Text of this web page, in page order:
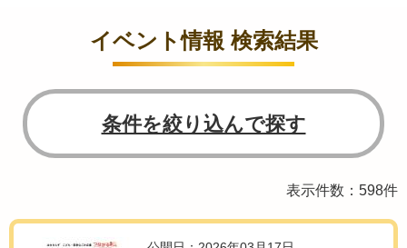
イベント情報 検索結果
条件を絞り込んで探す
表示件数：598件